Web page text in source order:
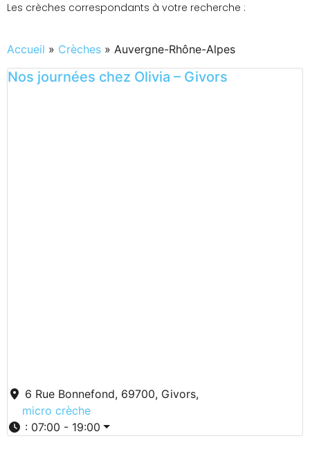
Les crèches correspondants à votre recherche :
Accueil » Crèches » Auvergne-Rhône-Alpes
Nos journées chez Olivia – Givors
6 Rue Bonnefond, 69700, Givors,
micro crèche
: 07:00 - 19:00